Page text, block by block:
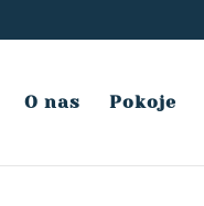
O nas Pokoje